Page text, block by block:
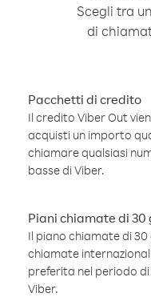
Scegli tra
di
Pacchetti di credito
Il credito Viber Out
acquisti un importo
chiamare qualsiasi
basse di Viber.
Piani chiamate di 30
Il piano chiamate di
chiamate
preferita nel periodo
Viber.